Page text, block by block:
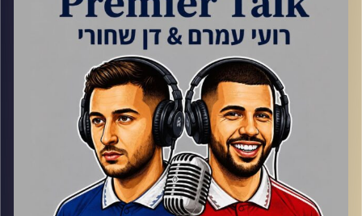
ווסטהאם בדרך לליגת המשנה
והמאבק לאירופה יוכרע במחזור האחרון
קרדיט תמונות:Gemini